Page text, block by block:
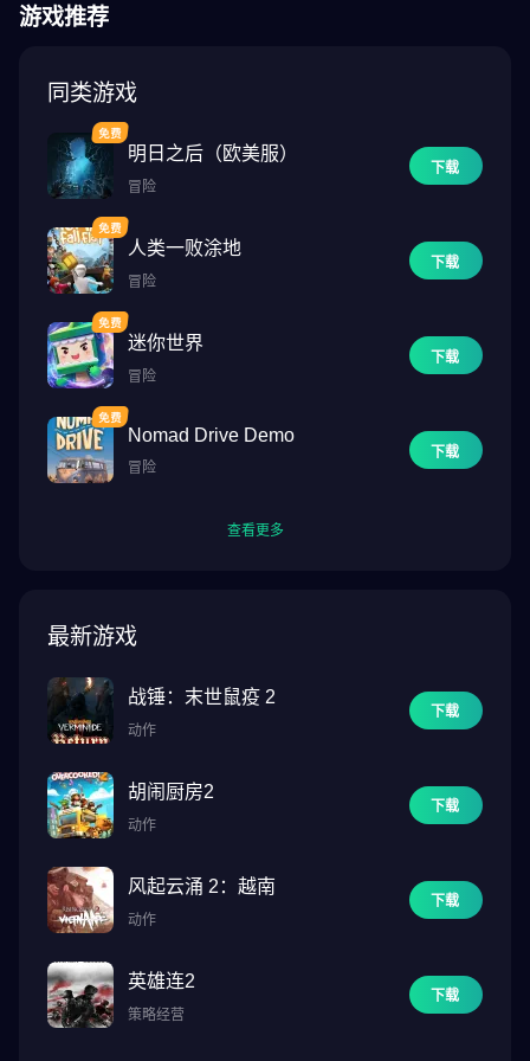
技能和经验，你可以改善生产配方，提升货物质量和需求。
🌽 车库售卖和广告。这是你的农场的一个美妙地点，你可以在这里
认识其他邻近的农场，并与他们交换商品和资源。
🚚 电动卡车。它会带来一份紧急又有趣的订单清单。当你把符合的
产品装满车子时，你将会收到一颗神奇宝石！
🙋🏻‍♂️ 助理丹尼。如果你需要为农场寻找任何货物或资源，请联系
他。
🤝 好友和俱乐部。与你的 Facebook 和 Game Center 朋友一起游
戏，结交新朋友，在家庭中相互帮助，并获得奖励和奖金。加入社
区——俱乐部。这让你能够参加每周的特别活动并与其他俱乐部竞
争。你可以通过 Facebook 搜索游戏中的朋友。
Farmington是完全免费的游戏。不过，部份游戏中的物品可以用真
在你的移动设备上运行该应用程序为佳，且需要稳定的互联网连接
来进行游戏。该游戏使用 Facebook 网络的社交机制。
在社交网络上加入我们，了解最新消息和即将举行的活动：
游戏推荐
同类游戏
明日之后（欧美服）
冒险
下载
人类一败涂地
冒险
下载
迷你世界
冒险
下载
Nomad Drive Demo
冒险
下载
查看更多
最新游戏
战锤：末世鼠疫 2
动作
下载
胡闹厨房2
动作
下载
风起云涌 2：越南
动作
下载
英雄连2
策略经营
下载